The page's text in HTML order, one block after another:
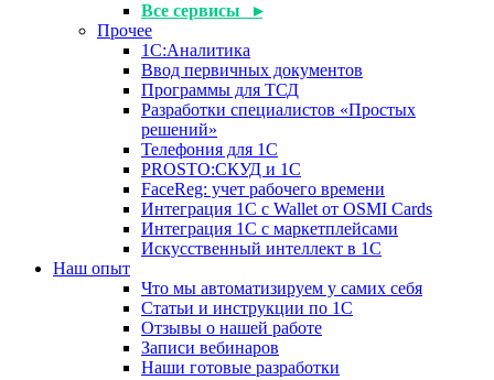
Все сервисы ▸
Прочее
1С:Аналитика
Ввод первичных документов
Программы для ТСД
Разработки специалистов «Простых
решений»
Телефония для 1С
PROSTO:СКУД и 1С
FaceReg: учет рабочего времени
Интеграция 1С с Wallet от OSMI Cards
Интеграция 1С с маркетплейсами
Искусственный интеллект в 1С
Наш опыт
Что мы автоматизируем у самих себя
Статьи и инструкции по 1С
Отзывы о нашей работе
Записи вебинаров
Наши готовые разработки